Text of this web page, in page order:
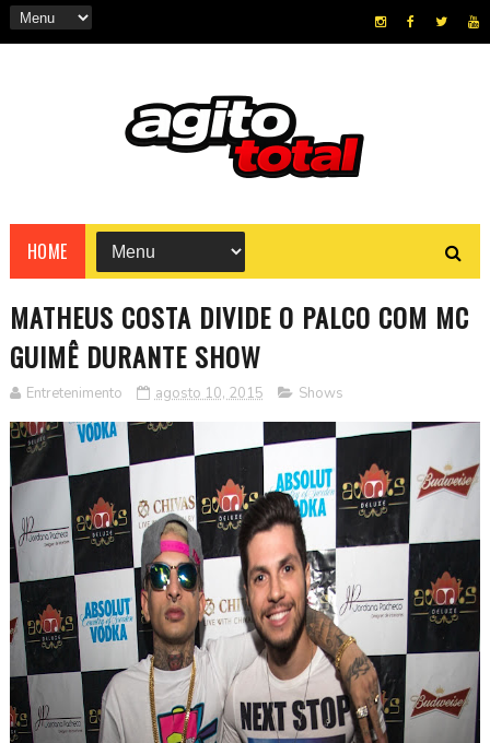
HOME
MATHEUS COSTA DIVIDE O PALCO COM MC
GUIMÊ DURANTE SHOW
Entretenimento agosto 10, 2015 Shows